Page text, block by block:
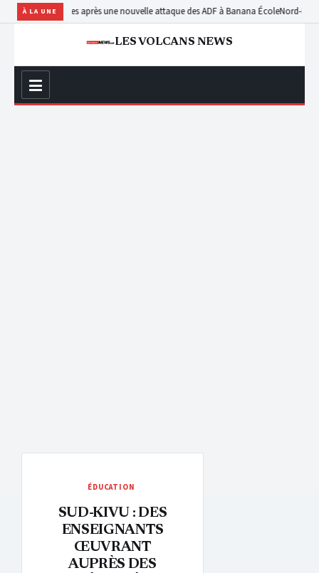
À LA UNE
otages après une nouvelle attaque des ADF à Banana ÉcoleNord-Kivu : le
LES VOLCANS NEWS
ÉDUCATION
SUD-KIVU : DES
ENSEIGNANTS
ŒUVRANT
AUPRÈS DES